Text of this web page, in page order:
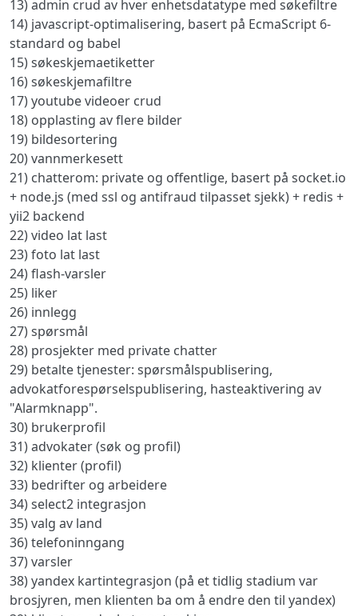
13) admin crud av hver enhetsdatatype med søkefiltre
14) javascript-optimalisering, basert på EcmaScript 6-
standard og babel
15) søkeskjemaetiketter
16) søkeskjemafiltre
17) youtube videoer crud
18) opplasting av flere bilder
19) bildesortering
20) vannmerkesett
21) chatterom: private og offentlige, basert på socket.io
+ node.js (med ssl og antifraud tilpasset sjekk) + redis +
yii2 backend
22) video lat last
23) foto lat last
24) flash-varsler
25) liker
26) innlegg
27) spørsmål
28) prosjekter med private chatter
29) betalte tjenester: spørsmålspublisering,
advokatforespørselspublisering, hasteaktivering av
"Alarmknapp".
30) brukerprofil
31) advokater (søk og profil)
32) klienter (profil)
33) bedrifter og arbeidere
34) select2 integrasjon
35) valg av land
36) telefoninngang
37) varsler
38) yandex kartintegrasjon (på et tidlig stadium var
brosjyren, men klienten ba om å endre den til yandex)